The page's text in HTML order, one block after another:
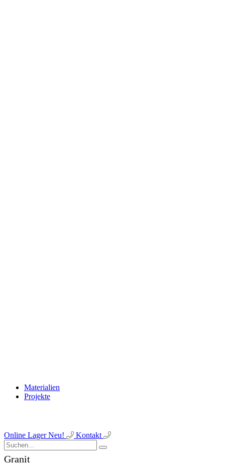
Materialien
Projekte
Online LagerNeu! Kontakt
Granit